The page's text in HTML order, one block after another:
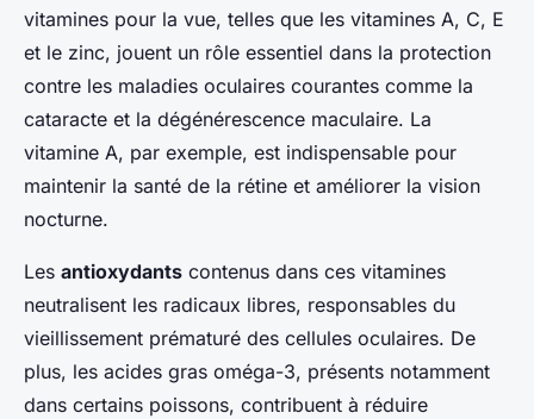
vitamines pour la vue, telles que les vitamines A, C, E
et le zinc, jouent un rôle essentiel dans la protection
contre les maladies oculaires courantes comme la
cataracte et la dégénérescence maculaire. La
vitamine A, par exemple, est indispensable pour
maintenir la santé de la rétine et améliorer la vision
nocturne.
Les antioxydants contenus dans ces vitamines
neutralisent les radicaux libres, responsables du
vieillissement prématuré des cellules oculaires. De
plus, les acides gras oméga-3, présents notamment
dans certains poissons, contribuent à réduire